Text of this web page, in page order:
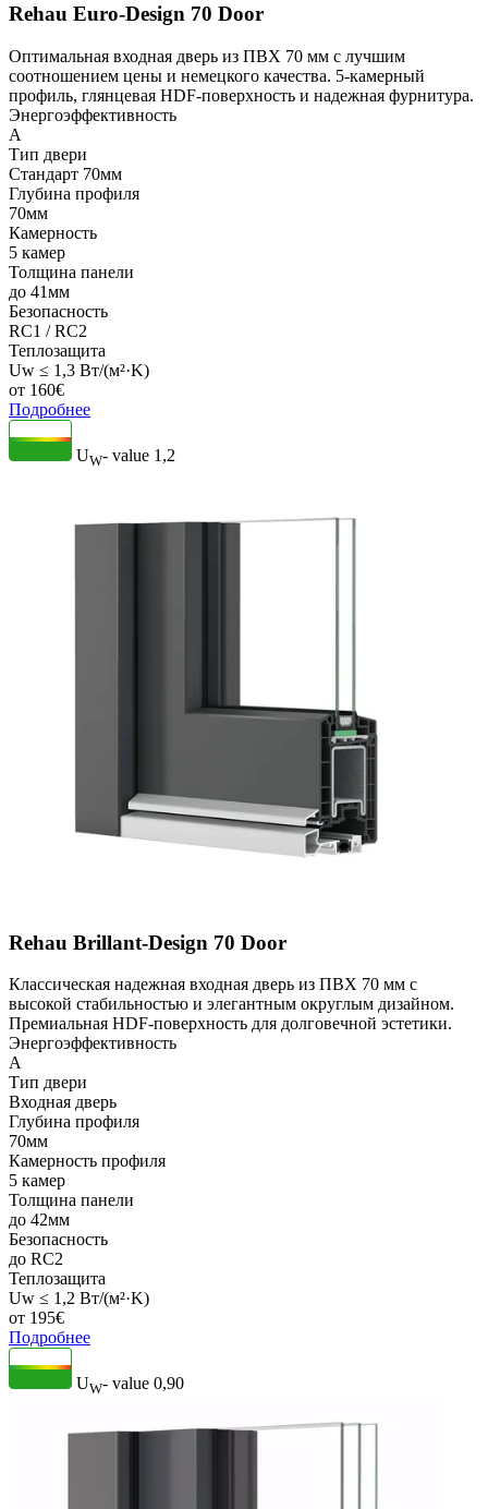
Rehau Euro-Design 70 Door
Оптимальная входная дверь из ПВХ 70 мм с лучшим
соотношением цены и немецкого качества. 5-камерный
профиль, глянцевая HDF-поверхность и надежная фурнитура.
Энергоэффективность
A
Тип двери
Стандарт 70мм
Глубина профиля
70мм
Камерность
5 камер
Толщина панели
до 41мм
Безопасность
RC1 / RC2
Теплозащита
Uw ≤ 1,3 Вт/(м²·K)
от 160€
Подробнее
UW- value 1,2
Rehau Brillant-Design 70 Door
Классическая надежная входная дверь из ПВХ 70 мм с
высокой стабильностью и элегантным округлым дизайном.
Премиальная HDF-поверхность для долговечной эстетики.
Энергоэффективность
A
Тип двери
Входная дверь
Глубина профиля
70мм
Камерность профиля
5 камер
Толщина панели
до 42мм
Безопасность
до RC2
Теплозащита
Uw ≤ 1,2 Вт/(м²·K)
от 195€
Подробнее
UW- value 0,90